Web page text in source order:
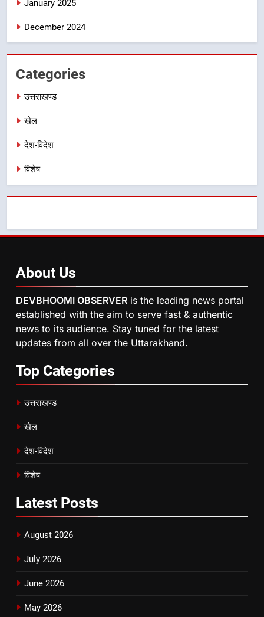
January 2025
December 2024
Categories
उत्तराखण्ड
खेल
देश-विदेश
विशेष
About Us
DEVBHOOMI OBSERVER is the leading news portal
established with the aim to serve fast & authentic
news to its audience. Stay tuned for the latest
updates from all over the Uttarakhand.
Top Categories
उत्तराखण्ड
खेल
देश-विदेश
विशेष
Latest Posts
August 2026
July 2026
June 2026
May 2026